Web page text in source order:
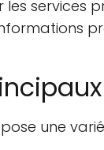
les services
une